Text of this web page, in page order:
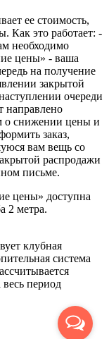
ее стоимость,
Как это работает: -
необходимо
цены» - ваша
на получение
закрытой
очереди
направлено
о снижении цены и
заказ,
вам вещь со
распродажи
письме.
цены» доступна
2 метра.
клубная
система
период